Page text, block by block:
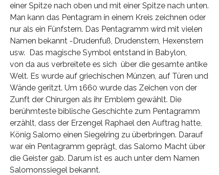
einer Spitze nach oben und mit einer Spitze nach unten.
Man kann das Pentagram in einem Kreis zeichnen oder
nur als ein Fünfstern. Das Pentagramm wird mit vielen
Namen bekannt -Drudenfuß, Drudenstern, Hexenstern
usw. Das magische Symbol entstand in Babylon,
von da aus verbreitete es sich über die gesamte antike
Welt. Es wurde auf griechischen Münzen, auf Türen und
Wände geritzt. Um 1660 wurde das Zeichen von der
Zunft der Chirurgen als ihr Emblem gewählt. Die
berühmteste biblische Geschichte zum Pentagramm
erzählt, dass der Erzengel Raphael den Auftrag hatte,
König Salomo einen Siegelring zu überbringen. Darauf
war ein Pentagramm geprägt, das Salomo Macht über
die Geister gab. Darum ist es auch unter dem Namen
Salomonssiegel bekannt.